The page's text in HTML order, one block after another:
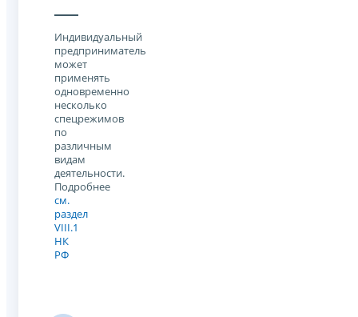
Индивидуальный
предприниматель
может
применять
одновременно
несколько
спецрежимов
по
различным
видам
деятельности.
Подробнее
см.
раздел
VIII.1
НК
РФ